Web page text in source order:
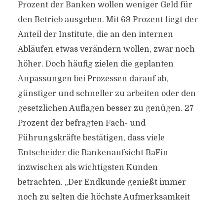
Prozent der Banken wollen weniger Geld für
den Betrieb ausgeben. Mit 69 Prozent liegt der
Anteil der Institute, die an den internen
Abläufen etwas verändern wollen, zwar noch
höher. Doch häufig zielen die geplanten
Anpassungen bei Prozessen darauf ab,
günstiger und schneller zu arbeiten oder den
gesetzlichen Auflagen besser zu genügen. 27
Prozent der befragten Fach- und
Führungskräfte bestätigen, dass viele
Entscheider die Bankenaufsicht BaFin
inzwischen als wichtigsten Kunden
betrachten. „Der Endkunde genießt immer
noch zu selten die höchste Aufmerksamkeit